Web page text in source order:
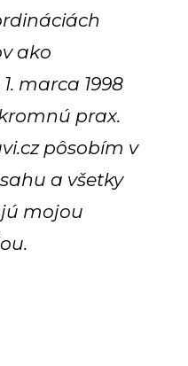
ako
marca 1998
prax.
pôsobím v
a všetky
mojou